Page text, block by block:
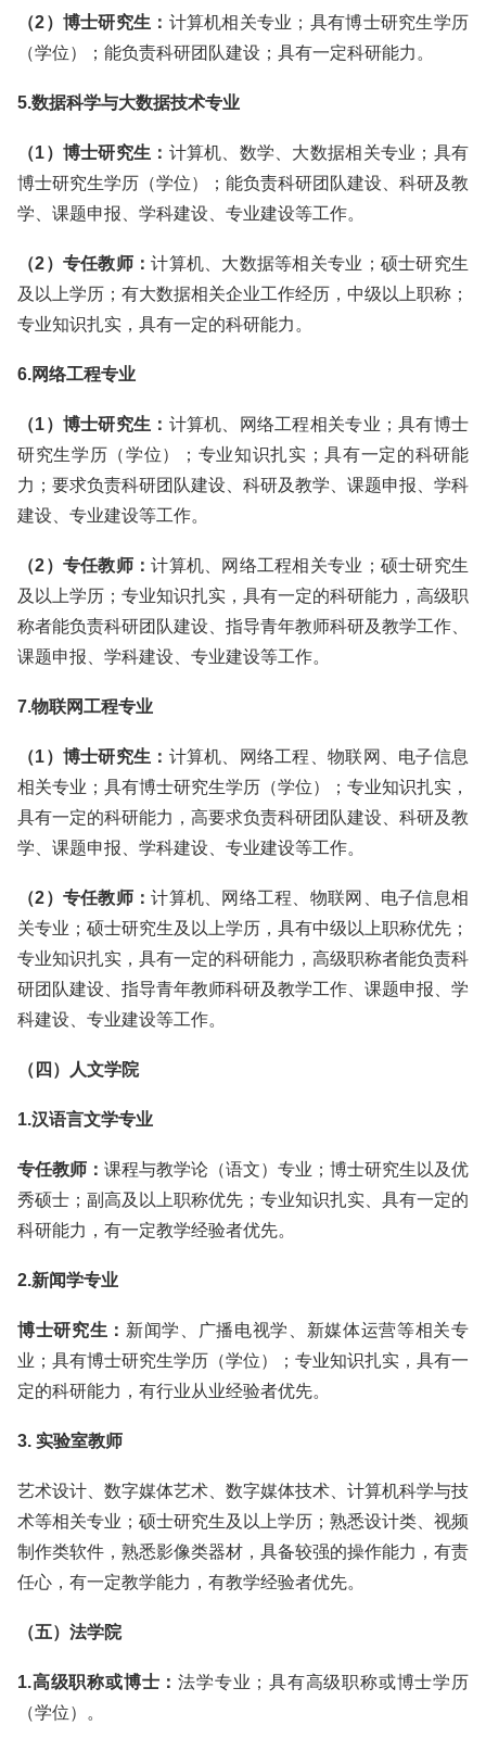
（2）博士研究生： 计算机相关专业；具有博士研究生学历
（学位）；能负责科研团队建设；具有一定科研能力。
5.数据科学与大数据技术专业
（1）博士研究生： 计算机、数学、大数据相关专业；具有
博士研究生学历（学位）；能负责科研团队建设、科研及教
学、课题申报、学科建设、专业建设等工作。
（2）专任教师：计算机、大数据等相关专业；硕士研究生
及以上学历；有大数据相关企业工作经历，中级以上职称；
专业知识扎实，具有一定的科研能力。
6.网络工程专业
（1）博士研究生： 计算机、网络工程相关专业；具有博士
研究生学历（学位）；专业知识扎实；具有一定的科研能
力；要求负责科研团队建设、科研及教学、课题申报、学科
建设、专业建设等工作。
（2）专任教师：计算机、网络工程相关专业；硕士研究生
及以上学历；专业知识扎实，具有一定的科研能力，高级职
称者能负责科研团队建设、指导青年教师科研及教学工作、
课题申报、学科建设、专业建设等工作。
7.物联网工程专业
（1）博士研究生： 计算机、网络工程、物联网、电子信息
相关专业；具有博士研究生学历（学位）；专业知识扎实，
具有一定的科研能力，高要求负责科研团队建设、科研及教
学、课题申报、学科建设、专业建设等工作。
（2）专任教师：计算机、网络工程、物联网、电子信息相
关专业；硕士研究生及以上学历，具有中级以上职称优先；
专业知识扎实，具有一定的科研能力，高级职称者能负责科
研团队建设、指导青年教师科研及教学工作、课题申报、学
科建设、专业建设等工作。
（四）人文学院
1.汉语言文学专业
专任教师： 课程与教学论（语文）专业；博士研究生以及优
秀硕士；副高及以上职称优先；专业知识扎实、具有一定的
科研能力，有一定教学经验者优先。
2.新闻学专业
博士研究生： 新闻学、广播电视学、新媒体运营等相关专
业；具有博士研究生学历（学位）；专业知识扎实，具有一
定的科研能力，有行业从业经验者优先。
3. 实验室教师
艺术设计、数字媒体艺术、数字媒体技术、计算机科学与技
术等相关专业；硕士研究生及以上学历；熟悉设计类、视频
制作类软件，熟悉影像类器材，具备较强的操作能力，有责
任心，有一定教学能力，有教学经验者优先。
（五）法学院
1.高级职称或博士：法学专业；具有高级职称或博士学历
（学位）。